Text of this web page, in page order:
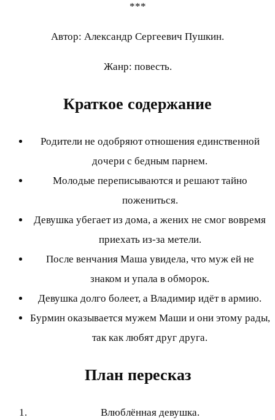
***
Автор: Александр Сергеевич Пушкин.
Жанр: повесть.
Краткое содержание
Родители не одобряют отношения единственной
дочери с бедным парнем.
Молодые переписываются и решают тайно
пожениться.
Девушка убегает из дома, а жених не смог вовремя
приехать из-за метели.
После венчания Маша увидела, что муж ей не
знаком и упала в обморок.
Девушка долго болеет, а Владимир идёт в армию.
Бурмин оказывается мужем Маши и они этому рады,
так как любят друг друга.
План пересказ
Влюблённая девушка.